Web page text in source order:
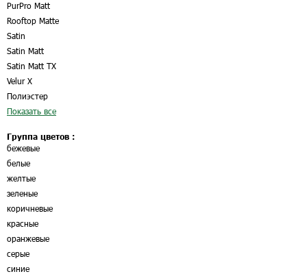
PurPro Matt
Rooftop Matte
Satin
Satin Matt
Satin Matt TX
Velur X
Полиэстер
Показать все
Группа цветов :
бежевые
белые
желтые
зеленые
коричневые
красные
оранжевые
серые
синие